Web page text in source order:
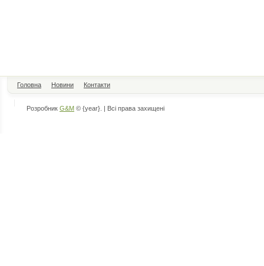
Головна Новини Контакти
Розробник G&M © {year}. | Всі права захищені